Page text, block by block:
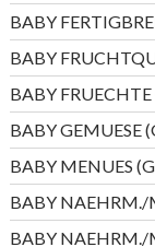
BABY
BABY
BABY
BABY GEMUESE
BABY MENUES
BABY NAEHRM./
BABY